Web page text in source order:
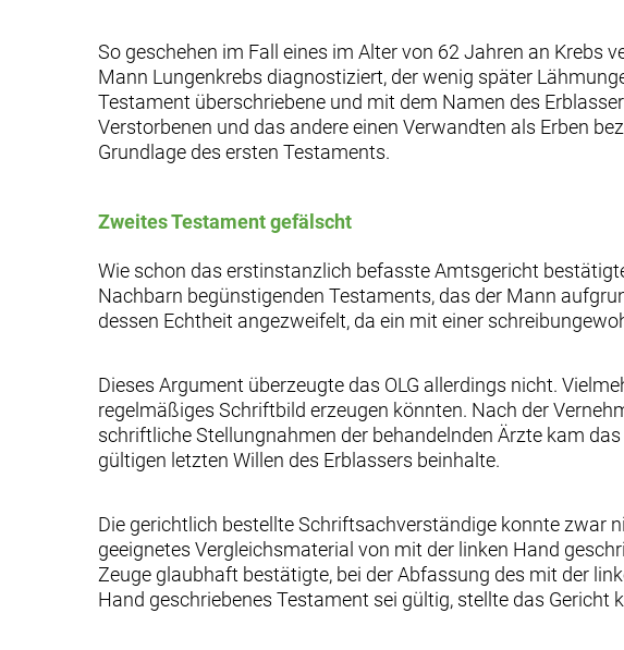
So geschehen im Fall eines im Alter von 62 Jahren an Krebs
Mann Lungenkrebs diagnostiziert, der wenig später
Testament überschriebene und mit dem Namen des
Verstorbenen und das andere einen Verwandten als Erben
Grundlage des ersten Testaments.
Zweites Testament gefälscht
Wie schon das erstinstanzlich befasste Amtsgericht
Nachbarn begünstigenden Testaments, das der Mann
dessen Echtheit angezweifelt, da ein mit einer
Dieses Argument überzeugte das OLG allerdings nicht.
regelmäßiges Schriftbild erzeugen könnten. Nach der
schriftliche Stellungnahmen der behandelnden Ärzte kam
gültigen letzten Willen des Erblassers beinhalte.
Die gerichtlich bestellte Schriftsachverständige konnte zwar
geeignetes Vergleichsmaterial von mit der linken Hand
Zeuge glaubhaft bestätigte, bei der Abfassung des mit der
Hand geschriebenes Testament sei gültig, stellte das Gericht